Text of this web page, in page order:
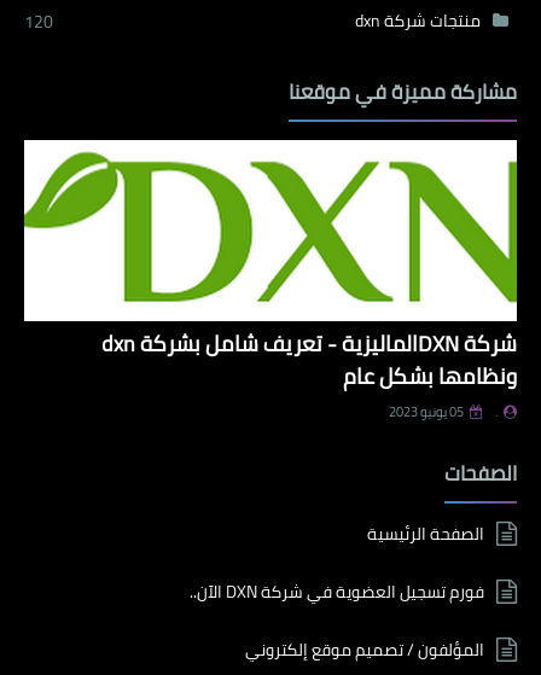
منتجات شركة dxn
120
مشاركة مميزة في موقعنا
شركة DXNالماليزية - تعريف شامل بشركة dxn
ونظامها بشكل عام
. 05 يونيو 2023
الصفحات
الصفحة الرئيسية
فورم تسجيل العضوية في شركة DXN الآن..
المؤلفون / تصميم موقع إلكتروني